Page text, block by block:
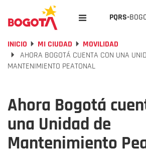
PQRS-
INICIO MI CIUDAD
MOVILIDAD
AHORA BOGOTÁ CUENTA CON UNA
MANTENIMIENTO PEATONAL
Ahora Bogotá
una Unidad de
Mantenimiento